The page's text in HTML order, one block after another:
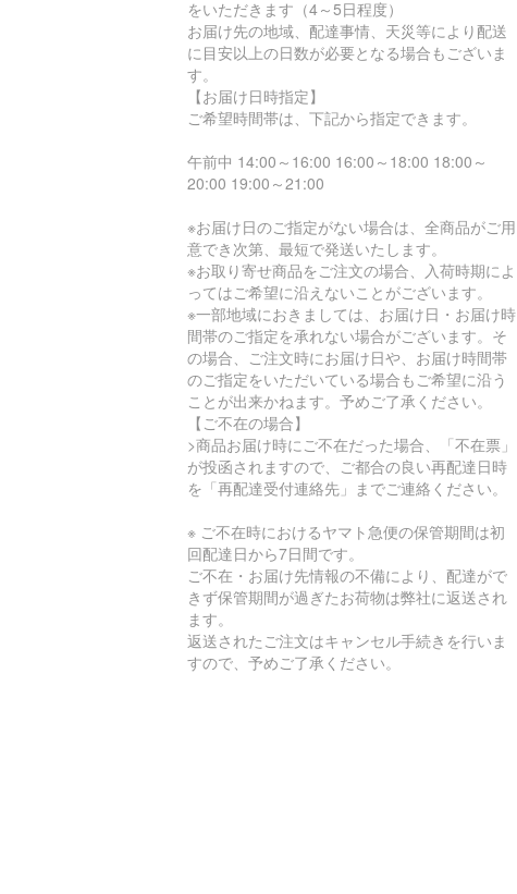
をいただきます（4～5日程度）
お届け先の地域、配達事情、天災等により配送
に目安以上の日数が必要となる場合もございま
す。
【お届け日時指定】
ご希望時間帯は、下記から指定できます。
午前中 14:00～16:00 16:00～18:00 18:00～
20:00 19:00～21:00
※お届け日のご指定がない場合は、全商品がご用
意でき次第、最短で発送いたします。
※お取り寄せ商品をご注文の場合、入荷時期によ
ってはご希望に沿えないことがございます。
※一部地域におきましては、お届け日・お届け時
間帯のご指定を承れない場合がございます。そ
の場合、ご注文時にお届け日や、お届け時間帯
のご指定をいただいている場合もご希望に沿う
ことが出来かねます。予めご了承ください。
【ご不在の場合】
>商品お届け時にご不在だった場合、「不在票」
が投函されますので、ご都合の良い再配達日時
を「再配達受付連絡先」までご連絡ください。
※ ご不在時におけるヤマト急便の保管期間は初
回配達日から7日間です。
ご不在・お届け先情報の不備により、配達がで
きず保管期間が過ぎたお荷物は弊社に返送され
ます。
返送されたご注文はキャンセル手続きを行いま
すので、予めご了承ください。